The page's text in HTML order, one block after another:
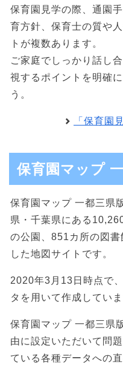
保育園見学の際、通園
育方針、保育士の質や
トが複数あります。
ご家庭でしっかり話し
視するポイントを明確
う。
「保育園
保育園マップ
保育園マップ 一都三県
県・千葉県にある
の公園、851カ所の図
した地図サイトです。
2020年3月13日時点で
タを用いて作成していま
保育園マップ 一都三県
由に設定いただいて問
ている各種データへの